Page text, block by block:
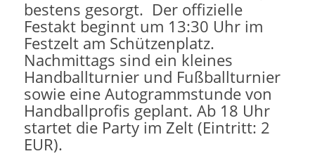
bestens gesorgt. Der offizielle
Festakt beginnt um 13:30 Uhr im
Festzelt am Schützenplatz.
Nachmittags sind ein kleines
Handballturnier und Fußballturnier
sowie eine Autogrammstunde von
Handballprofis geplant. Ab 18 Uhr
startet die Party im Zelt (Eintritt: 2
EUR).